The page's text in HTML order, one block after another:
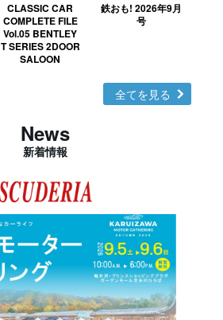
CLASSIC CAR
COMPLETE FILE
Vol.05 BENTLEY
T SERIES 2DOOR
SALOON
鉄おも! 2026年9月
号
全てを見る
News
新着情報